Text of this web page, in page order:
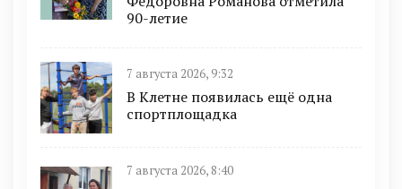
90-летие
7 августа 2026, 9:32
В Клетне появилась ещё одна
спортплощадка
7 августа 2026, 8:40